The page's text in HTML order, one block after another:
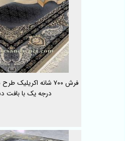
فرش ۷۰۰ شانه
درجه یک با بافت